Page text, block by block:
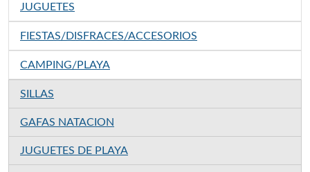
JUGUETES
FIESTAS/DISFRACES/ACCESORIOS
CAMPING/PLAYA
SILLAS
GAFAS NATACION
JUGUETES DE PLAYA